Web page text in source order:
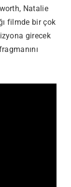
Natalie
filmde bir çok
girecek